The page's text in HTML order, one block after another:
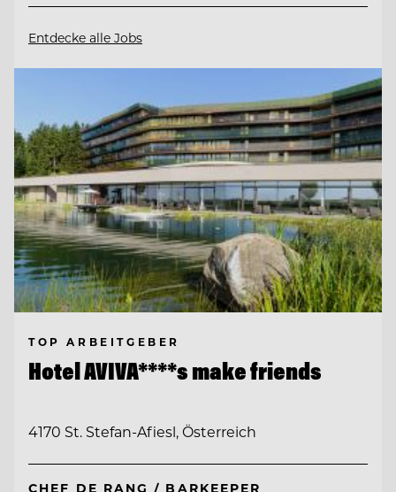
Entdecke alle Jobs
TOP ARBEITGEBER
Hotel AVIVA****s make friends
4170 St. Stefan-Afiesl, Österreich
CHEF DE RANG / BARKEEPER